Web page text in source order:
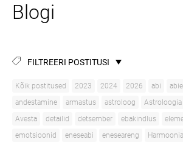
Blogi
FILTREERI POSTITUSI
Kõik postitused 2023 2024 2026 abi
andestamine
armastus astroloog Astroloogia
Avesta
detailid detsember ebakindlus
emotsioonid
eneseabi eneseareng Harmoonia